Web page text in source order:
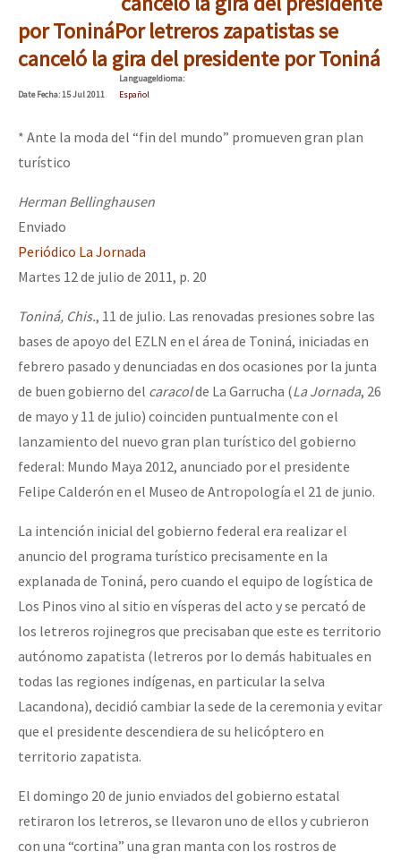
por TonináPor letreros zapatistas se
canceló la gira del presidente por Toniná
DateFecha: 15 Jul 2011
LanguageIdioma:
Español
* Ante la moda del fin del mundo promueven gran plan
turístico
Herman Bellinghausen
Enviado
Periódico La Jornada
Martes 12 de julio de 2011, p. 20
Toniná, Chis., 11 de julio. Las renovadas presiones sobre las
bases de apoyo del EZLN en el área de Toniná, iniciadas en
febrero pasado y denunciadas en dos ocasiones por la junta
de buen gobierno del caracolde La Garrucha (La Jornada, 26
de mayo y 11 de julio) coinciden puntualmente con el
lanzamiento del nuevo gran plan turístico del gobierno
federal: Mundo Maya 2012, anunciado por el presidente
Felipe Calderón en el Museo de Antropología el 21 de junio.
La intención inicial del gobierno federal era realizar el
anuncio del programa turístico precisamente en la
explanada de Toniná, pero cuando el equipo de logística de
Los Pinos vino al sitio en vísperas del acto y se percató de
los letreros rojinegros que precisaban que este es territorio
autónomo zapatista (letreros por lo demás habituales en
todas las regiones indígenas, en particular la selva
Lacandona), decidió cambiar la sede de la ceremonia y evitar
que el presidente descendiera de su helicóptero en
territorio zapatista.
El domingo 20 de junio enviados del gobierno estatal
retiraron los letreros, se llevaron uno de ellos y cubrieron
con una cortina una gran manta con los rostros de